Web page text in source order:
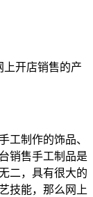
上开店销售的产
工制作的饰品、
销售手工制品是
二，具有很大的
技能，那么网上